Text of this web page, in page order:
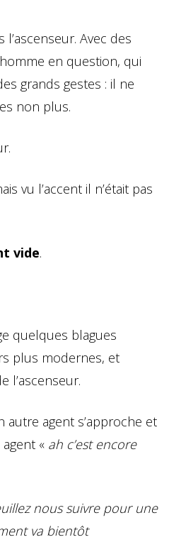
Avec des
en question, qui
grands gestes : il ne
non plus.
vu l’accent il n’était pas
vide.
quelques blagues
plus modernes, et
l’ascenseur.
autre agent s’approche et
« ah c’est encore
nous suivre pour une
va bientôt